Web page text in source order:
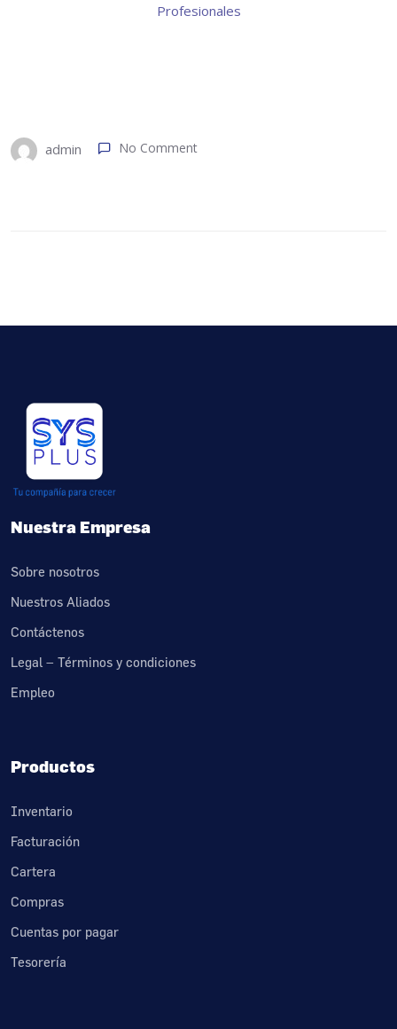
Profesionales
admin No Comment
Nuestra Empresa
Sobre nosotros
Nuestros Aliados
Contáctenos
Legal – Términos y condiciones
Empleo
Productos
Inventario
Facturación
Cartera
Compras
Cuentas por pagar
Tesorería